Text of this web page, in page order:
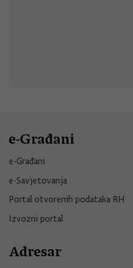
e-Građani
e-Građani
e-Savjetovanja
Portal otvorenih podataka RH
Izvozni portal
Adresar